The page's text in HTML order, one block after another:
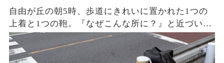
自由が丘の朝5時、歩道にきれいに置かれた1つの
上着と1つの鞄。『なぜこんな所に？』と近づいた
私が見た持ち主の姿に驚き…誰も褒めない優しさ
がそこにあった